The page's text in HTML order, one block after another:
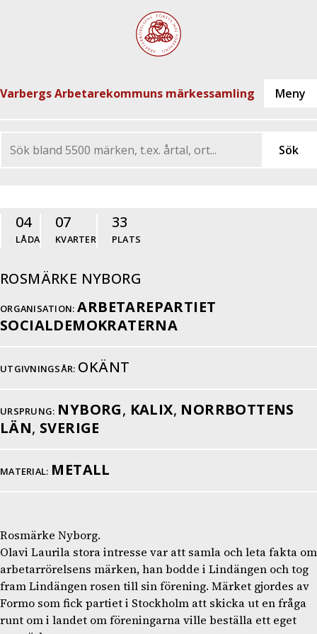
Varbergs Arbetarekommuns märkessamling
04
LÅDA
07
KVARTER
33
PLATS
ROSMÄRKE NYBORG
ORGANISATION: ARBETAREPARTIET
SOCIALDEMOKRATERNA
UTGIVNINGSÅR: OKÄNT
URSPRUNG: NYBORG, KALIX, NORRBOTTENS
LÄN, SVERIGE
MATERIAL: METALL
Rosmärke Nyborg.
Olavi Laurila stora intresse var att samla och leta fakta om
arbetarrörelsens märken, han bodde i Lindängen och tog
fram Lindängen rosen till sin förening. Märket gjordes av
Formo som fick partiet i Stockholm att skicka ut en fråga
runt om i landet om föreningarna ville beställa ett eget